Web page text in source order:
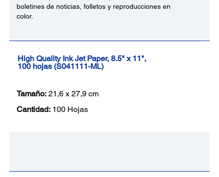
boletines de noticias, folletos y reproducciones en
color.
High Quality Ink Jet Paper, 8.5" x 11",
100 hojas (S041111-ML)
Tamaño: 21,6 x 27,9 cm
Cantidad: 100 Hojas